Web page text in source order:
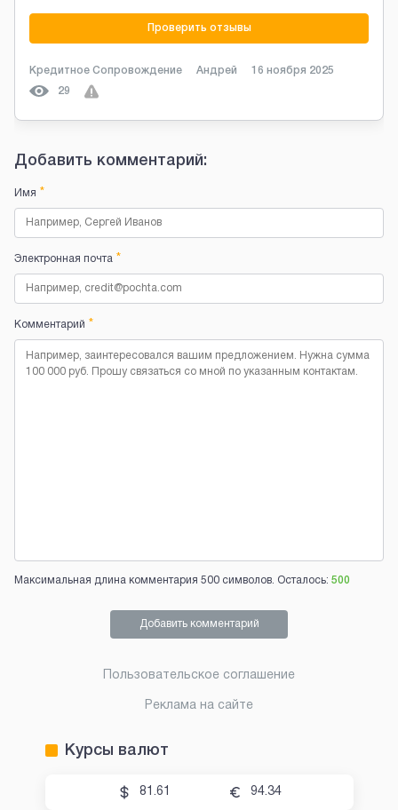
Проверить отзывы
Кредитное Сопровождение Андрей 16 ноября 2025
29
Добавить комментарий:
Имя *
Электронная почта *
Комментарий *
Максимальная длина комментария 500 символов. Осталось: 500
Добавить комментарий
Пользовательское соглашение
Реклама на сайте
Курсы валют
81.61 94.34